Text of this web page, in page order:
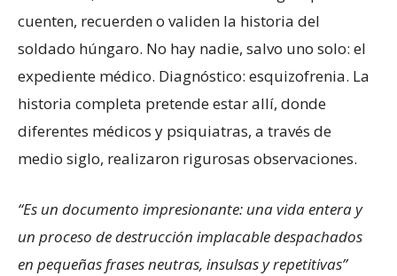
cuenten, recuerden o validen la historia del
soldado húngaro. No hay nadie, salvo uno solo: el
expediente médico. Diagnóstico: esquizofrenia. La
historia completa pretende estar allí, donde
diferentes médicos y psiquiatras, a través de
medio siglo, realizaron rigurosas observaciones.
“Es un documento impresionante: una vida entera y
un proceso de destrucción implacable despachados
en pequeñas frases neutras, insulsas y repetitivas”